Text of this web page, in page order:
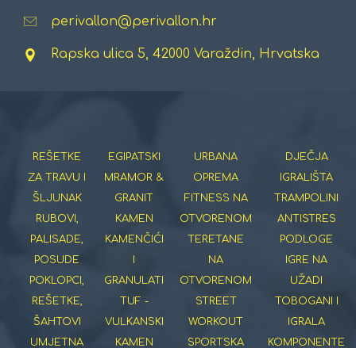
perivallon@perivallon.hr
Rapska ulica 5, 42000 Varaždin, Hrvatska
REŠETKE
ZA TRAVU I
ŠLJUNAK
RUBOVI,
PALISADE,
POSUDE
POKLOPCI,
REŠETKE,
ŠAHTOVI
UMJETNA
EGIPATSKI
MRAMOR &
GRANIT
KAMEN
KAMENČIĆI
I
GRANULATI
TUF -
VULKANSKI
KAMEN
URBANA
OPREMA
FITNESS NA
OTVORENOM
TERETANE
NA
OTVORENOM
STREET
WORKOUT
SPORTSKA
DJEČJA
IGRALIŠTA
TRAMPOLINI
ANTISTRES
PODLOGE
IGRE NA
UŽADI
TOBOGANI I
IGRALA
KOMPONENTE